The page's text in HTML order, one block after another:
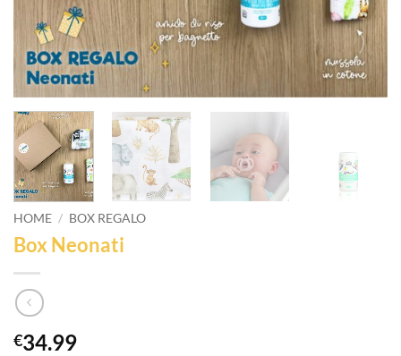
HOME / BOX REGALO
Box Neonati
€34.99